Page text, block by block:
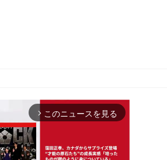
arrow_forward_ios このニュースを見る